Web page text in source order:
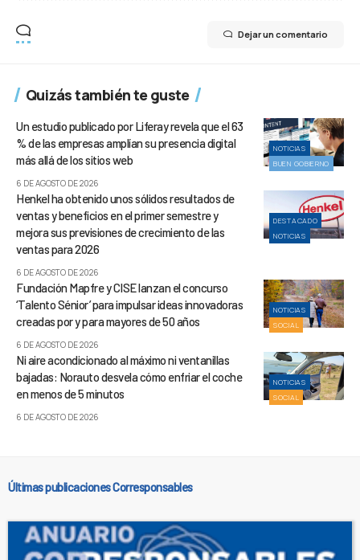
Dejar un comentario
Quizás también te guste
NOTICIAS
BUEN GOBIERNO
Un estudio publicado por Liferay revela que el 63
% de las empresas amplían su presencia digital
más allá de los sitios web
6 DE AGOSTO DE 2026
DESTACADO
NOTICIAS
Henkel ha obtenido unos sólidos resultados de
ventas y beneficios en el primer semestre y
mejora sus previsiones de crecimiento de las
ventas para 2026
6 DE AGOSTO DE 2026
NOTICIAS
SOCIAL
Fundación Mapfre y CISE lanzan el concurso
‘Talento Sénior’ para impulsar ideas innovadoras
creadas por y para mayores de 50 años
6 DE AGOSTO DE 2026
NOTICIAS
SOCIAL
Ni aire acondicionado al máximo ni ventanillas
bajadas: Norauto desvela cómo enfriar el coche
en menos de 5 minutos
6 DE AGOSTO DE 2026
Últimas publicaciones Corresponsables